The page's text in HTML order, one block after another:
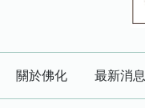
關於佛化 最新消息